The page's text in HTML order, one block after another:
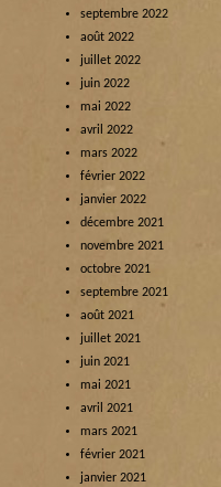
septembre 2022
août 2022
juillet 2022
juin 2022
mai 2022
avril 2022
mars 2022
février 2022
janvier 2022
décembre 2021
novembre 2021
octobre 2021
septembre 2021
août 2021
juillet 2021
juin 2021
mai 2021
avril 2021
mars 2021
février 2021
janvier 2021